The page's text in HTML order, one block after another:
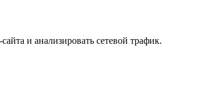
и анализировать сетевой трафик.